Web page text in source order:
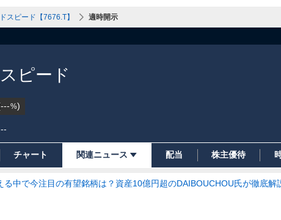
スピード【7676.T】 適時開示
ピード
---%)
チャート 関連ニュース 配当 株主優待
る中で今注目の有望銘柄は？資産10億円超のDAIBOUCHOU氏が徹底解